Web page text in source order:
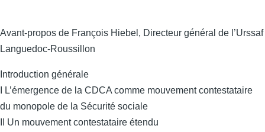
Avant-propos de François Hiebel, Directeur général de l’Urssaf
Languedoc-Roussillon
Introduction générale
I L’émergence de la CDCA comme mouvement contestataire
du monopole de la Sécurité sociale
II Un mouvement contestataire étendu